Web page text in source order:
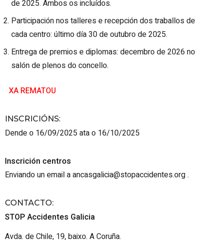
de 2025. Ambos os incluídos.
Participación nos talleres e recepción dos traballos de
cada centro: último día 30 de outubro de 2025.
Entrega de premios e diplomas: decembro de 2026 no
salón de plenos do concello.
XA REMATOU
INSCRICIÓNS:
Dende o 16/09/2025 ata o 16/10/2025
Inscrición centros
Enviando un email a ancasgalicia@stopaccidentes.org.
CONTACTO:
STOP Accidentes Galicia
Avda. de Chile, 19, baixo. A Coruña.